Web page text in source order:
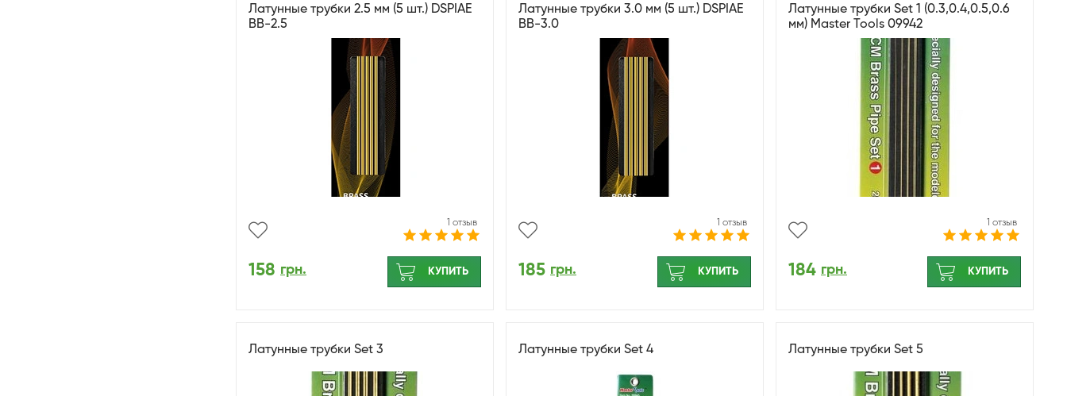
Латунные трубки 2.5 мм (5 шт.) DSPIAE
BB-2.5
1 отзыв
158 грн. КУПИТЬ
Латунные трубки 3.0 мм (5 шт.) DSPIAE
BB-3.0
1 отзыв
185 грн. КУПИТЬ
Латунные трубки Set 1 (0.3,0.4,0.5,0.6
мм) Master Tools 09942
1 отзыв
184 грн. КУПИТЬ
Латунные трубки Set 3 Латунные трубки Set 4 Латунные трубки Set 5